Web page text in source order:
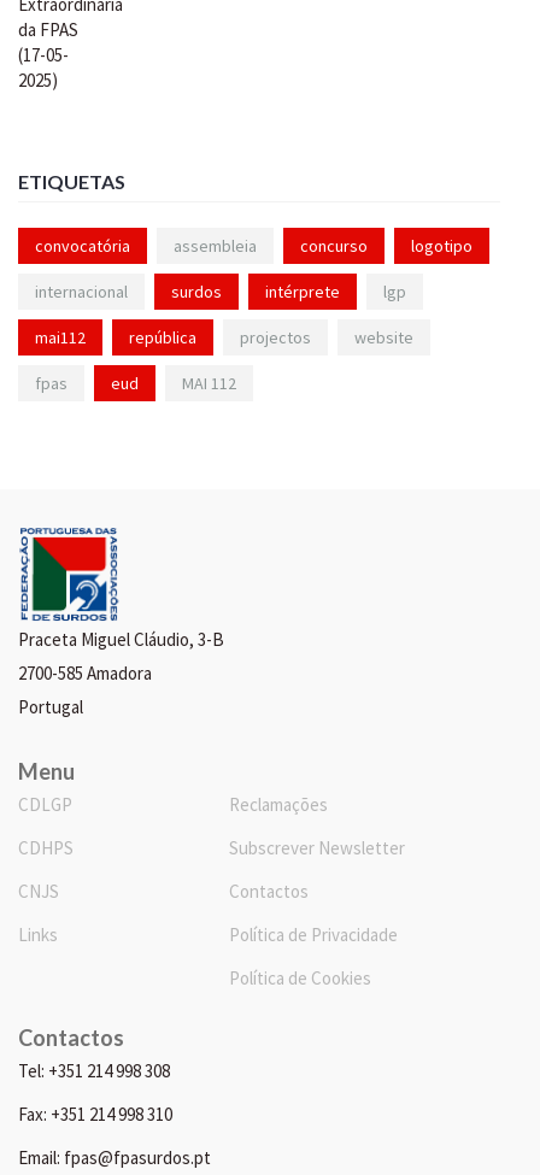
ETIQUETAS
convocatória assembleia concurso logotipo
internacional surdos intérprete lgp
mai112 república projectos website
fpas eud MAI 112
Praceta Miguel Cláudio, 3-B
2700-585 Amadora
Portugal
Menu
CDLGP
CDHPS
CNJS
Links
Reclamações
Subscrever Newsletter
Contactos
Política de Privacidade
Política de Cookies
Contactos
Tel: +351 214 998 308
Fax: +351 214 998 310
Email: fpas@fpasurdos.pt